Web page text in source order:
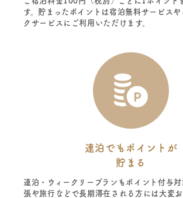
す。貯まったポイントは宿泊無料サービスや
クサービスにご利用いただけます。
連泊でもポイントが
貯まる
連泊・ウィークリープランもポイント付与
張や旅行などで長期滞在される方には大変